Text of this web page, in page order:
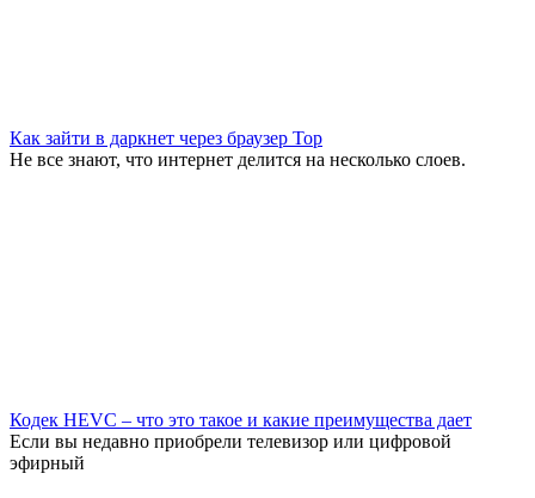
Как зайти в даркнет через браузер Тор
Не все знают, что интернет делится на несколько слоев.
Кодек HEVC – что это такое и какие преимущества дает
Если вы недавно приобрели телевизор или цифровой
эфирный